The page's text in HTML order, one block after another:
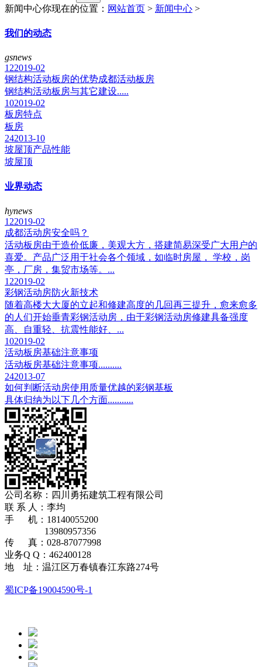
新闻中心你现在的位置： 网站首页 > 新闻中心 >
我们的动态
gsnews
122019-02
钢结构活动板房的优势成都活动板房
钢结构活动板房与其它建设.....
102019-02
板房特点
板房
242013-10
坡屋顶产品性能
坡屋顶
业界动态
hynews
122019-02
成都活动房安全吗？
活动板房由于造价低廉，美观大方，搭建简易深受广大用户的
喜爱。产品广泛用于社会各个领域，如临时房屋， 学校，岗
亭，厂房，集贸市场等。...
122019-02
彩钢活动房防火新技术
随着高楼大大厦的立起和修建高度的几回再三提升，愈来愈多
的人们开始垂青彩钢活动房，由于彩钢活动房修建具备强度
高、自重轻、抗震性能好、...
102019-02
活动板房基础注意事项
活动板房基础注意事项..........
242013-07
如何判断活动房使用质量优越的彩钢基板
具体归纳为以下几个方面...........
公司名称：四川勇拓建筑工程有限公司
​联 系 人：李均
手 机：18140055200
13980957356
传 真：028-87077998
业务Q Q：462400128
地 址：温江区万春镇春江东路274号
蜀ICP备19004590号-1